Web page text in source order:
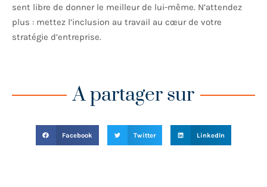
sent libre de donner le meilleur de lui-même. N’attendez
plus : mettez l’inclusion au travail au cœur de votre
stratégie d’entreprise.
A partager sur
Facebook Twitter LinkedIn